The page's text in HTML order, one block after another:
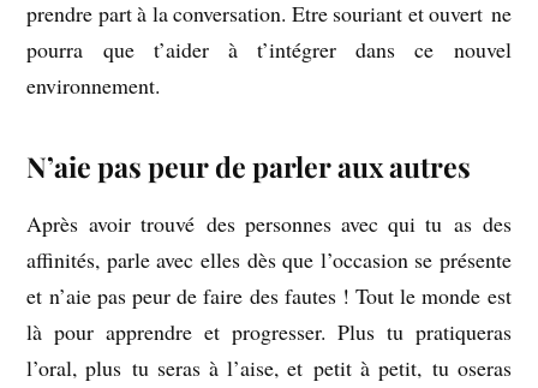
prendre part à la conversation. Etre souriant et ouvert ne
pourra que t’aider à t’intégrer dans ce nouvel
environnement.
N’aie pas peur de parler aux autres
Après avoir trouvé des personnes avec qui tu as des
affinités, parle avec elles dès que l’occasion se présente
et n’aie pas peur de faire des fautes ! Tout le monde est
là pour apprendre et progresser. Plus tu pratiqueras
l’oral, plus tu seras à l’aise, et petit à petit, tu oseras